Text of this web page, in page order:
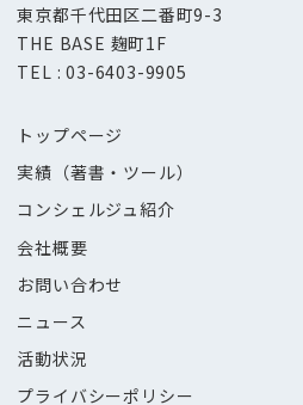
東京都千代田区二番町9-3
THE BASE 麹町1F
TEL : 03-6403-9905
トップページ
実績（著書・ツール）
コンシェルジュ紹介
会社概要
お問い合わせ
ニュース
活動状況
プライバシーポリシー